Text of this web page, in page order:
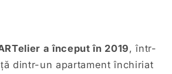
a început în 2019, într-
dintr-un apartament închiriat